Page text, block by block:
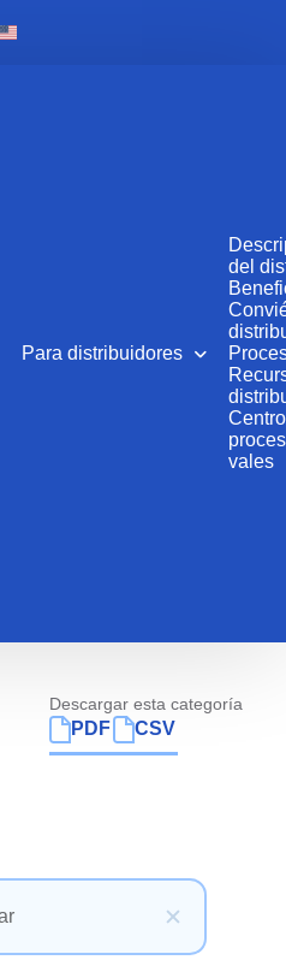
Para distribuidores
del
vales
Descargar esta categoría
PDF CSV